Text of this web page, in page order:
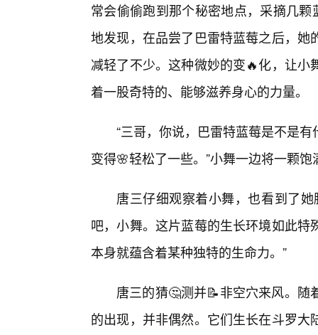
常会偷偷跑到那个秘密地点，采摘几
地发现，在品尝了巴雷特蓝莓之后，
减轻了不少。这种微妙的变🔥化，让
着一股奇特的、能够滋养身心的力量。
“三哥，你说，巴雷特蓝莓是不是
变得🌸轻松了一些。”小舞一边将一颗
唐三仔细观察着小舞，也看到了
吧，小舞。这片蓝莓的生长环境如此
本身就蕴含着某种独特的生命力。”
唐三的猜🤔测并📝非空穴来风。
的出现，并非偶然。它们生长在斗罗